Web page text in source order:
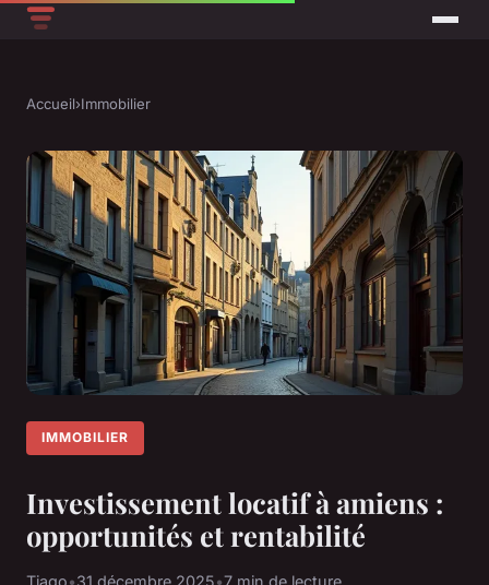
Accueil›Immobilier
IMMOBILIER
Investissement locatif à amiens :
opportunités et rentabilité